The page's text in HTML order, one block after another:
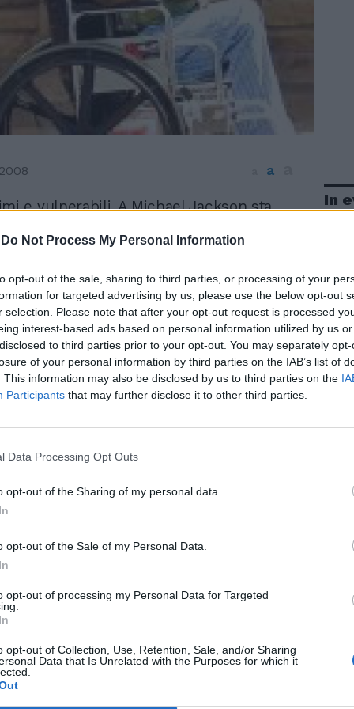
Do Not Process My Personal Information
opt-out of the sale, sharing to third parties, or processing of your
for targeted advertising by us, please use the below opt-out
selection. Please note that after your opt-out request is processed
interest-based ads based on personal information utilized by us
to third parties prior to your opt-out. You may separately
of your personal information by third parties on the IAB’s list of
This information may also be disclosed by us to third parties on the
Participants that may further disclose it to other third parties.
Data Processing Opt Outs
opt-out of the Sharing of my personal data.
opt-out of the Sale of my Personal Data.
opt-out of processing my Personal Data for Targeted
opt-out of Collection, Use, Retention, Sale, and/or Sharing
Data that Is Unrelated with the Purposes for which it
a
e vulnerabili. A Michael Jackson sta
«Hall of fame» alle aule dei tribunali o
è gravemente malato. Addirittura in
È affetto da una rara malattia genetica
diventare cieco dall'occhio sinistro al
e lo ha reso talmente debole che riesce
stento. All'origine dei suoi problemi di
carenza di una proteina, l'alfa-1-
che ha conseguenze su polmoni e
la pop star ha bisogno di un
di polmoni ma è troppo debole per
di cui soffre Jackson, ci sono anche
riescono a fermare a stento. Insomma
nient'affatto rassicurante che terrà
il mondo. A dire il vero, sulle
Jackson erano già arrivati messaggi
scorsa era stato fotografato
da un ospedale sulla sedia a rotelle. E
fa è stato avvistato nuovamente
da un medico a Los Angeles. Dai
degli ultimi anni a quelli economici. Per
«non è davvero un buon periodo»,
suo fratello Jermaine. Qualche mese
In
Trump, Meloni e la strategia